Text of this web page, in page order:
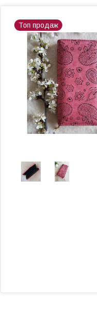
Топ продаж